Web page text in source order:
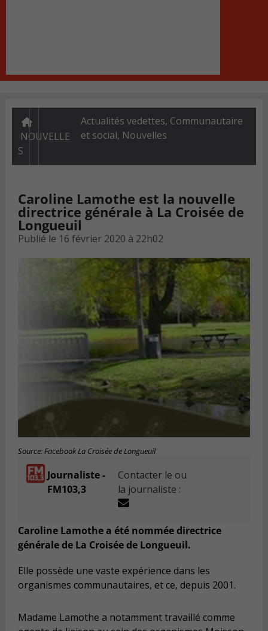
NOUVELLE
S
Actualités vedettes, Communautaire
et social, Nouvelles
Caroline Lamothe est la nouvelle
directrice générale à La Croisée de
Longueuil
Publié le 16 février 2020 à 22h02
Source: Facebook La Croisée de Longueuil
Journaliste -
FM103,3
Contacter le ou
la journaliste :
Caroline Lamothe a été nommée directrice
générale de La Croisée de Longueuil.
Elle possède une vaste expérience dans les
organismes communautaires, et ce, depuis 2001.
Madame Lamothe a notamment travaillé comme